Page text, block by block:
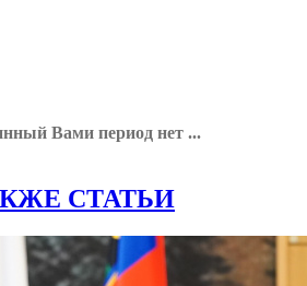
Вами период нет ...
СТАТЬИ